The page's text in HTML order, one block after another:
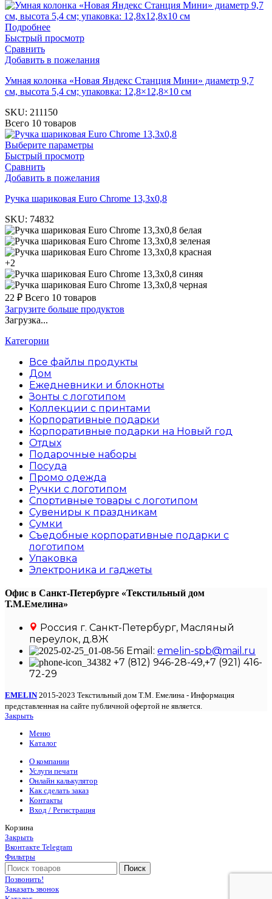
Подробнее
Быстрый просмотр
Сравнить
Добавить в пожелания
Умная колонка «Новая Яндекс Станция Мини» диаметр 9,7
см, высота 5,4 см; упаковка: 12,8×12,8×10 см
SKU: 211150
Всего 10 товаров
Выберите параметры
Быстрый просмотр
Сравнить
Добавить в пожелания
Ручка шариковая Euro Chrome 13,3х0,8
SKU: 74832
белая
зеленая
красная
+2
синяя
черная
22 ₽ Всего 10 товаров
Загрузите больше продуктов
Загрузка...
Категории
Все файлы продукты
Дом
Ежедневники и блокноты
Зонты с логотипом
Коллекции с принтами
Корпоративные подарки
Корпоративные подарки на Новый год
Отдых
Подарочные наборы
Посуда
Промо одежда
Ручки с логотипом
Спортивные товары с логотипом
Сувениры к праздникам
Сумки
Съедобные корпоративные подарки с
логотипом
Упаковка
Электроника и гаджеты
Офис в Санкт-Петербурге «Текстильный дом
Т.М.Емелина»
Россия г. Санкт-Петербург, Масляный
переулок, д.8Ж
Email: emelin-spb@mail.ru
+7 (812) 946-28-49,+7 (921) 416-
72-29
EMELIN 2015-2023 Текстильный дом Т.М. Емелина - Информация
представленная на сайте публичной офертой не является.
Закрыть
Меню
Каталог
О компании
Услуги печати
Онлайн калькулятор
Как сделать заказ
Контакты
Вход / Регистрация
Корзина
Закрыть
Вконтакте Telegram
Фильтры
Поиск
Позвонить!
Заказать звонок